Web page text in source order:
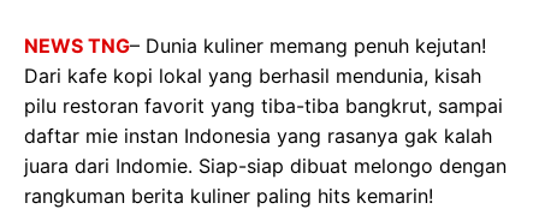
NEWS TNG– Dunia kuliner memang penuh kejutan!
Dari kafe kopi lokal yang berhasil mendunia, kisah
pilu restoran favorit yang tiba-tiba bangkrut, sampai
daftar mie instan Indonesia yang rasanya gak kalah
juara dari Indomie. Siap-siap dibuat melongo dengan
rangkuman berita kuliner paling hits kemarin!